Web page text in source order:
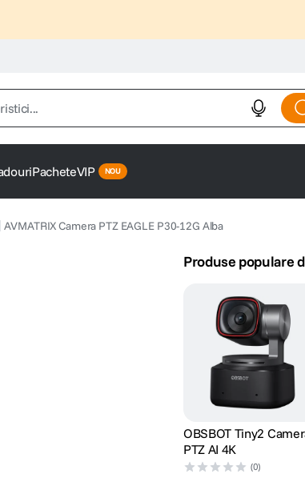
PacheteVIP
AVMATRIX Camera PTZ EAGLE P30-12G Alba
Produse populare
OBSBOT Tiny2
PTZ AI 4K
(0)